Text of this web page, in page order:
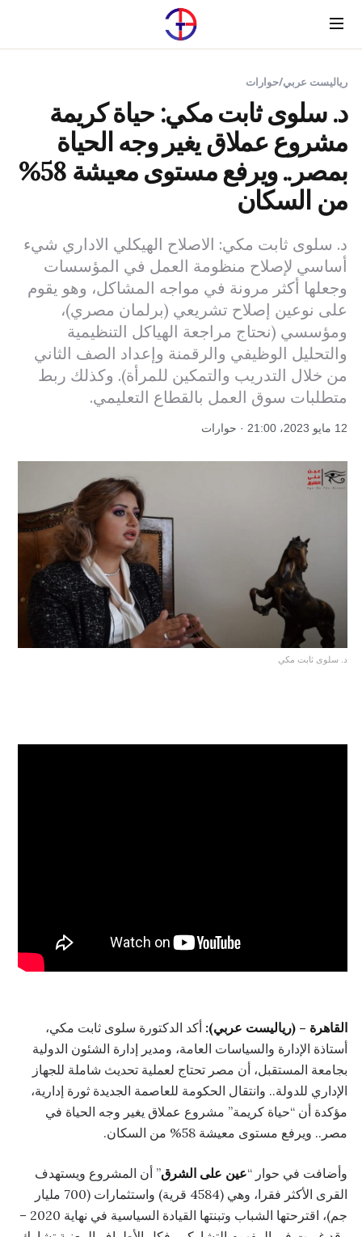
Menu
رياليست عربي/حوارات
د. سلوى ثابت مكي: حياة كريمة
مشروع عملاق يغير وجه الحياة
بمصر.. ويرفع مستوى معيشة 58%
من السكان
د. سلوى ثابت مكي: الاصلاح الهيكلي الاداري شيء
أساسي لإصلاح منظومة العمل في المؤسسات
وجعلها أكثر مرونة في مواجه المشاكل، وهو يقوم
على نوعين إصلاح تشريعي (برلمان مصري)،
ومؤسسي (نحتاج مراجعة الهياكل التنظيمية
والتحليل الوظيفي والرقمنة وإعداد الصف الثاني
من خلال التدريب والتمكين للمرأة). وكذلك ربط
متطلبات سوق العمل بالقطاع التعليمي.
12 مايو 2023، 21:00 · حوارات
د. سلوى ثابت مكي
القاهرة – (رياليست عربي): أكد الدكتورة سلوى ثابت مكي،
أستاذة الإدارة والسياسات العامة، ومدير إدارة الشئون الدولية
بجامعة المستقبل، أن مصر تحتاج لعملية تحديث شاملة للجهاز
الإداري للدولة.. وانتقال الحكومة للعاصمة الجديدة ثورة إدارية،
مؤكدة أن “حياة كريمة” مشروع عملاق يغير وجه الحياة في
مصر.. ويرفع مستوى معيشة 58% من السكان.
وأضافت في حوار “عين على الشرق” أن المشروع ويستهدف
القرى الأكثر فقرا، وهي (4584 قرية) واستثمارات (700 مليار
جم)، اقترحتها الشباب وتبنتها القيادة السياسية في نهاية 2020 –